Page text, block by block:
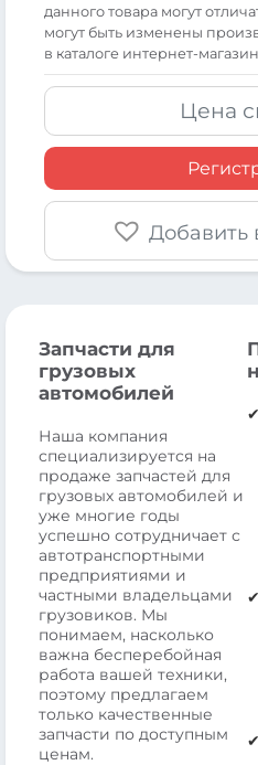
данного товара могут
могут быть изменены
в каталоге интернет-
Цена
Добавить
Запчасти для
грузовых
автомобилей
Наша компания
специализируется на
продаже запчастей для
грузовых автомобилей и
уже многие годы
успешно сотрудничает с
автотранспортными
предприятиями и
частными владельцами
грузовиков. Мы
понимаем, насколько
важна бесперебойная
работа вашей техники,
поэтому предлагаем
только качественные
запчасти по доступным
ценам.